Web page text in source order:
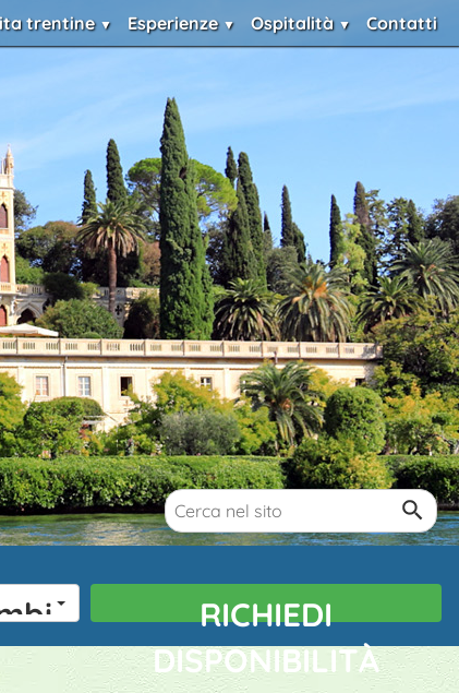
trentine Esperienze Ospitalità Contatti
RICHIEDI
DISPONIBILITÀ